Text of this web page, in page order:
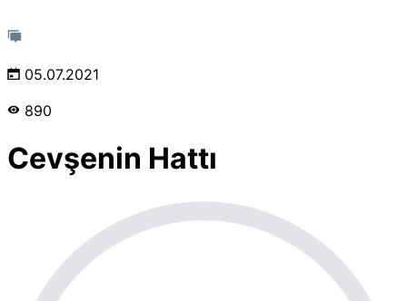
05.07.2021
890
Cevşenin Hattı